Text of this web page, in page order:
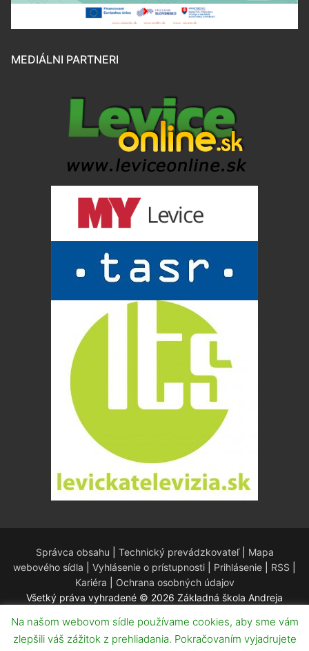
MEDIÁLNI PARTNERI
Správca obsahu Technický prevádzkovateľ| Mapa
webového sídla
Vyhlásenie o prístupnosti Prihlásenie RSS
Kariéra
Ochrana osobných údajov
Všetký práva vyhradené © 2026 Základná škola Andreja
Na našom webovom sídle používame cookies, aby sme vám
zlepšili váš zážitok z prehliadania. Pokračovaním vyjadrujete